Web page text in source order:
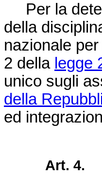
Per la
della
nazionale
2 della legge
unico sugli
della
ed
Art. 4.